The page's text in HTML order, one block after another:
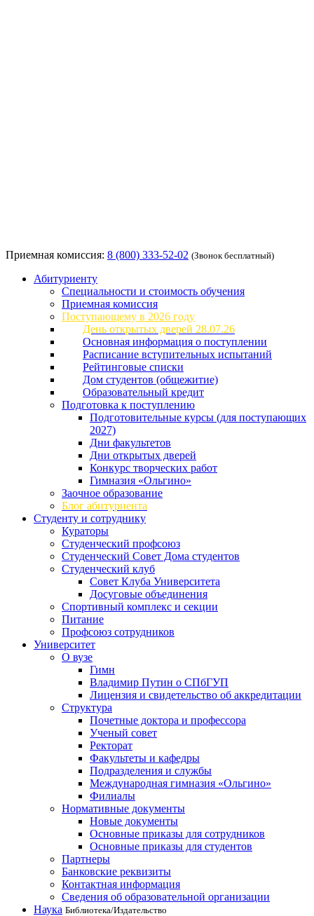
Приемная комиссия: 8 (800) 333-52-02 (Звонок бесплатный)
Абитуриенту
Специальности и стоимость обучения
Приемная комиссия
Поступающему в 2026 году
День открытых дверей 28.07.26
Основная информация о поступлении
Расписание вступительных испытаний
Рейтинговые списки
Дом студентов (общежитие)
Образовательный кредит
Подготовка к поступлению
Подготовительные курсы (для поступающих
2027)
Дни факультетов
Дни открытых дверей
Конкурс творческих работ
Гимназия «Ольгино»
Заочное образование
Блог абитуриента
Студенту и сотруднику
Кураторы
Студенческий профсоюз
Студенческий Совет Дома студентов
Студенческий клуб
Совет Клуба Университета
Досуговые объединения
Спортивный комплекс и секции
Питание
Профсоюз сотрудников
Университет
О вузе
Гимн
Владимир Путин о СПбГУП
Лицензия и свидетельство об аккредитации
Структура
Почетные доктора и профессора
Ученый совет
Ректорат
Факультеты и кафедры
Подразделения и службы
Международная гимназия «Ольгино»
Филиалы
Нормативные документы
Новые документы
Основные приказы для сотрудников
Основные приказы для студентов
Партнеры
Банковские реквизиты
Контактная информация
Сведения об образовательной организации
Наука Библиотека/Издательство